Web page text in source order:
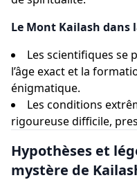
Le Mont Kailash dans
Les scientifiques se
l’âge exact et la
énigmatique.
Les conditions
rigoureuse difficile,
Hypothèses et
mystère de